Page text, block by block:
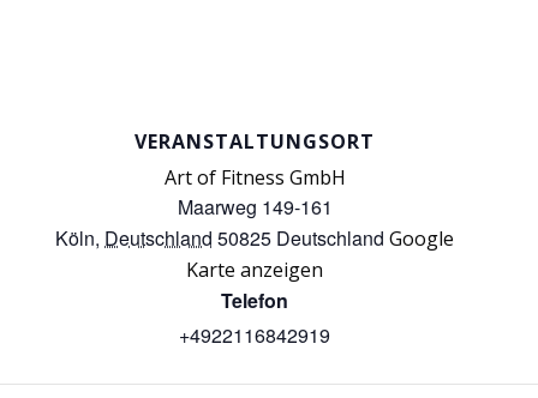
VERANSTALTUNGSORT
Art of Fitness GmbH
Maarweg 149-161
Köln, Deutschland 50825 Deutschland Google
Karte anzeigen
Telefon
+4922116842919